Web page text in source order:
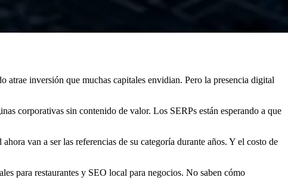
inversión que muchas capitales envidian. Pero la presencia digital
corporativas sin contenido de valor. Los SERPs están esperando a que
van a ser las referencias de su categoría durante años. Y el costo de
para restaurantes y SEO local para negocios. No saben cómo